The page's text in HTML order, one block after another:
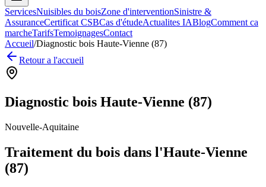
ServicesNuisibles du boisZone d'interventionSinistre &
AssuranceCertificat CSBCas d'étudeActualites IABlogComment ca
marcheTarifsTemoignagesContact
Accueil/Diagnostic bois Haute-Vienne (87)
Retour a l'accueil
Diagnostic bois Haute-Vienne (87)
Nouvelle-Aquitaine
Traitement du bois dans l'Haute-Vienne
(87)